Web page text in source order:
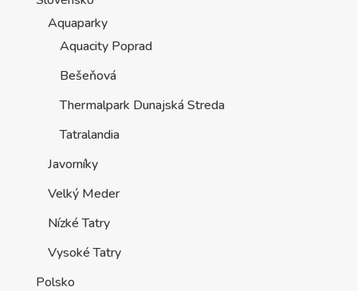
Aquaparky
Aquacity Poprad
Bešeňová
Thermalpark Dunajská Streda
Tatralandia
Javorníky
Velký Meder
Nízké Tatry
Vysoké Tatry
Polsko